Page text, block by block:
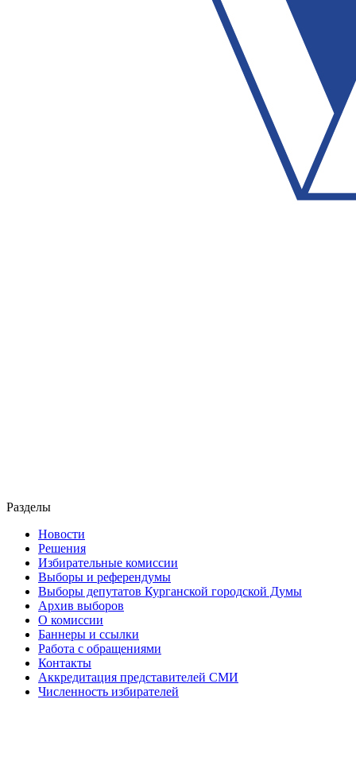
Разделы
Новости
Решения
Избирательные комиссии
Выборы и референдумы
Выборы депутатов Курганской городской Думы
Архив выборов
О комиссии
Баннеры и ссылки
Работа с обращениями
Контакты
Аккредитация представителей СМИ
Численность избирателей